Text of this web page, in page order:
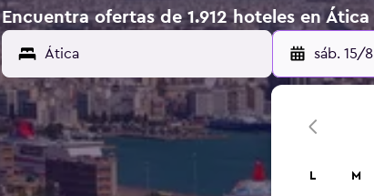
Encuentra ofertas de 1.912 hoteles en Ática
sáb. 15/8
L M